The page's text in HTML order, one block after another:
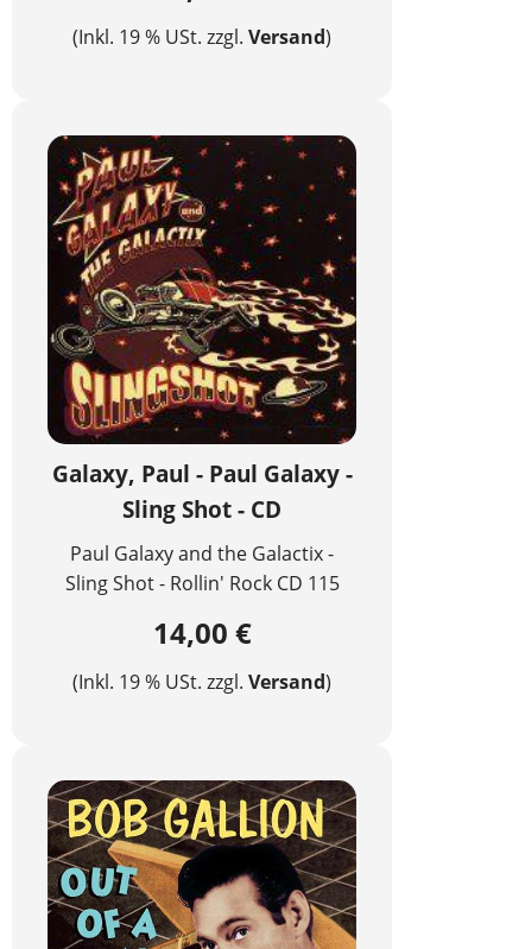
(Inkl. 19 % USt. zzgl. Versand)
Galaxy, Paul - Paul Galaxy -
Sling Shot - CD
Paul Galaxy and the Galactix -
Sling Shot - Rollin' Rock CD 115
14,00 €
(Inkl. 19 % USt. zzgl. Versand)